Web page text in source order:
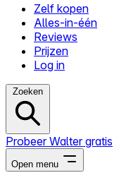
Zelf kopen
Alles-in-één
Reviews
Prijzen
Log in
Zoeken
Probeer Walter gratis
Open menu